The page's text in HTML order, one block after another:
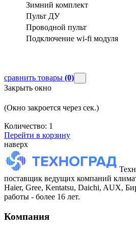
Зимний комплект
Пульт ДУ
Проводной пульт
Подключение wi-fi модуля
сравнить товары (0)
Закрыть окно
(Окно закроется через сек.)
Количество: 1
Перейти в корзину
наверх
поставщик ведущих компаний
Haier, Gree, Kentatsu, Daichi, AUX,
работы - более 16 лет.
Компания